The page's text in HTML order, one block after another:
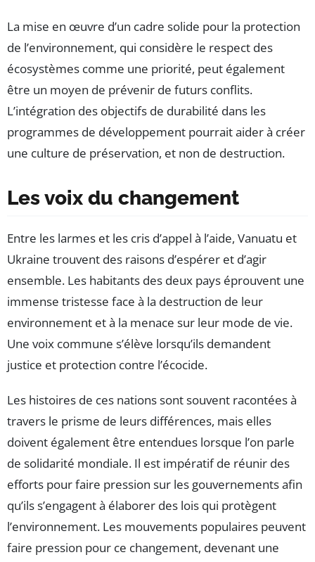
La mise en œuvre d’un cadre solide pour la protection
de l’environnement, qui considère le respect des
écosystèmes comme une priorité, peut également
être un moyen de prévenir de futurs conflits.
L’intégration des objectifs de durabilité dans les
programmes de développement pourrait aider à créer
une culture de préservation, et non de destruction.
Les voix du changement
Entre les larmes et les cris d’appel à l’aide, Vanuatu et
Ukraine trouvent des raisons d’espérer et d’agir
ensemble. Les habitants des deux pays éprouvent une
immense tristesse face à la destruction de leur
environnement et à la menace sur leur mode de vie.
Une voix commune s’élève lorsqu’ils demandent
justice et protection contre l’écocide.
Les histoires de ces nations sont souvent racontées à
travers le prisme de leurs différences, mais elles
doivent également être entendues lorsque l’on parle
de solidarité mondiale. Il est impératif de réunir des
efforts pour faire pression sur les gouvernements afin
qu’ils s’engagent à élaborer des lois qui protègent
l’environnement. Les mouvements populaires peuvent
faire pression pour ce changement, devenant une